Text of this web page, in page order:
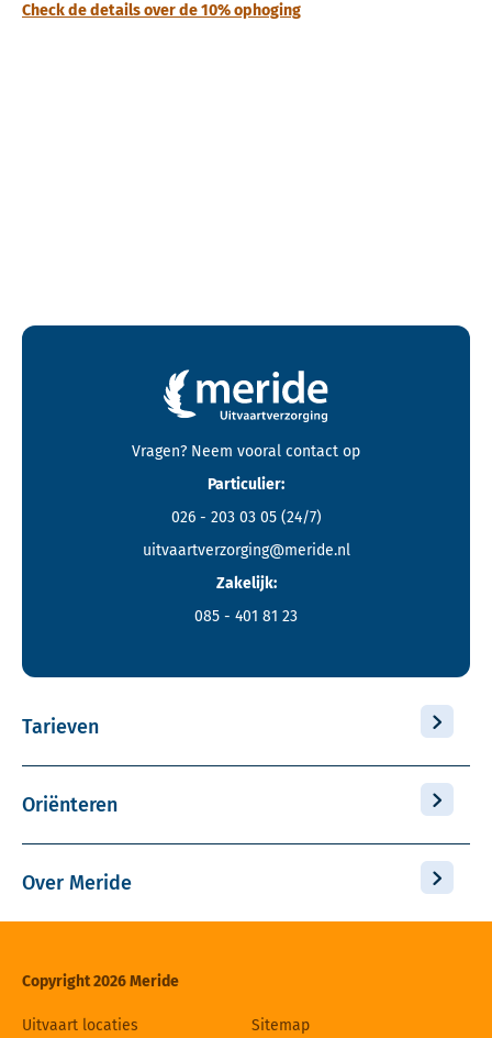
Check de details over de 10% ophoging
Contactgegevens en footer menu van Meride
Vragen? Neem vooral contact op
Particulier:
026 - 203 03 05 (24/7)
uitvaartverzorging@meride.nl
Zakelijk:
085 - 401 81 23
Tarieven
Oriënteren
Over Meride
Copyright 2026 Meride
Uitvaart locaties Sitemap